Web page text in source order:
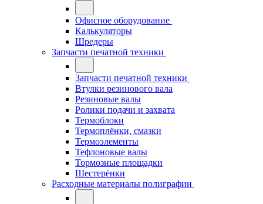
Офисное оборудование
Калькуляторы
Шредеры
Запчасти печатной техники
Запчасти печатной техники
Втулки резинового вала
Резиновые валы
Ролики подачи и захвата
Термоблоки
Термоплёнки, смазки
Термоэлементы
Тефлоновые валы
Тормозные площадки
Шестерёнки
Расходные материалы полиграфии